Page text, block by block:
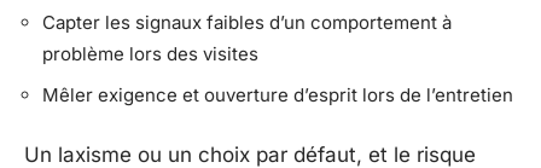
Capter les signaux faibles d’un comportement à
problème lors des visites
Mêler exigence et ouverture d’esprit lors de l’entretien
Un laxisme ou un choix par défaut, et le risque